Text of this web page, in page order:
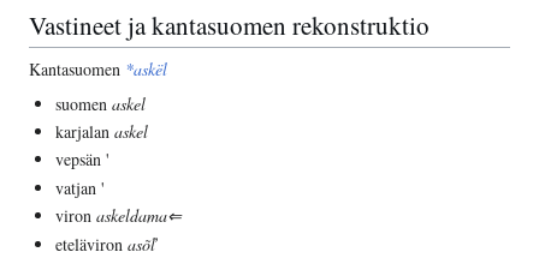
Vastineet ja kantasuomen rekonstruktio
Kantasuomen *askël
suomenaskel
karjalanaskel
vepsän '
vatjan '
vironaskeldama⇐
etelävironasõľ